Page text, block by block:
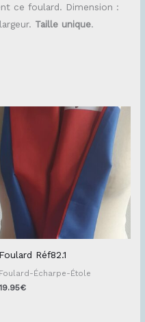
ce foulard. Dimension :
Taille unique.
Foulard Réf82.1
Foulard-Écharpe-Étole
€